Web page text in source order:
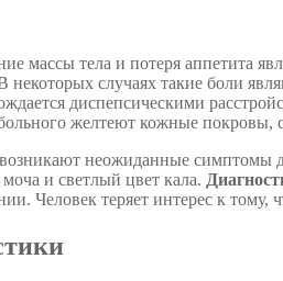
массы тела и потеря аппетита
некоторых случаях такие боли
диспепсическими
желтеют кожные покровы,
неожиданные симптомы
и светлый цвет кала.
Человек теряет интерес к